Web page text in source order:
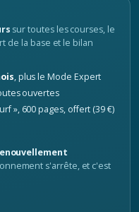
sur toutes les courses, le
de la base et le bilan
, plus le Mode Expert
ouvertes
», 600 pages, offert (39 €)
s'arrête, et c'est